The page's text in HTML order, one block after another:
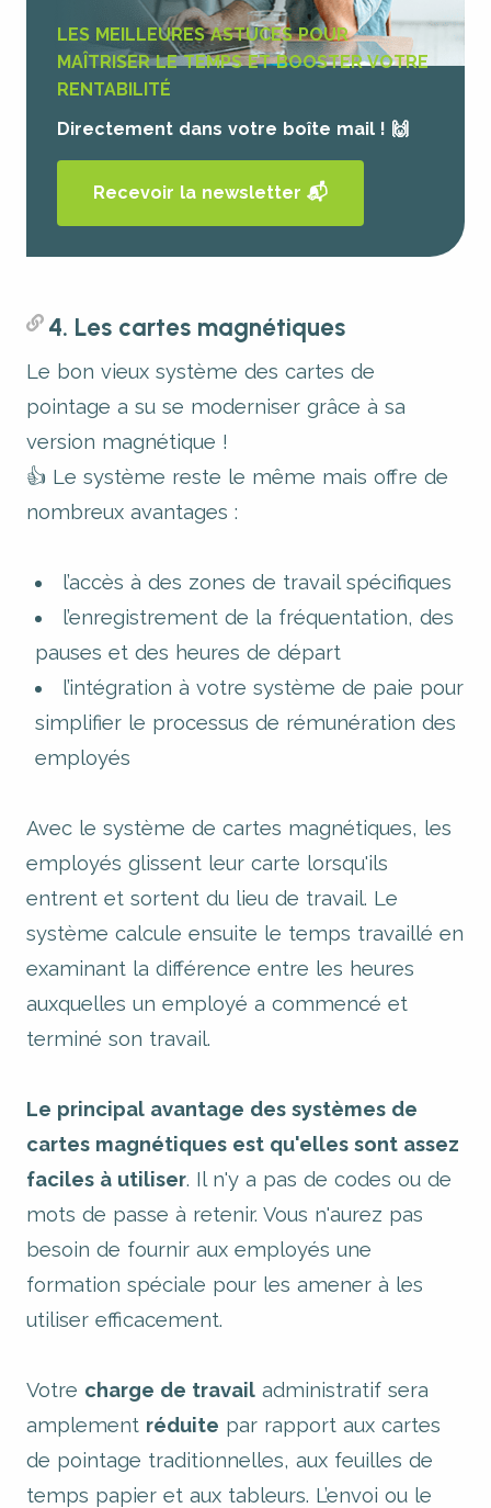
LES MEILLEURES ASTUCES POUR
MAÎTRISER LE TEMPS ET BOOSTER VOTRE
RENTABILITÉ
Directement dans votre boîte mail ! 🙌
Recevoir la newsletter 📬
4. Les cartes magnétiques
Le bon vieux système des cartes de
pointage a su se moderniser grâce à sa
version magnétique !
👍 Le système reste le même mais offre de
nombreux avantages :
l’accès à des zones de travail spécifiques
l’enregistrement de la fréquentation, des
pauses et des heures de départ
l’intégration à votre système de paie pour
simplifier le processus de rémunération des
employés
Avec le système de cartes magnétiques, les
employés glissent leur carte lorsqu'ils
entrent et sortent du lieu de travail. Le
système calcule ensuite le temps travaillé en
examinant la différence entre les heures
auxquelles un employé a commencé et
terminé son travail.
Le principal avantage des systèmes de
cartes magnétiques est qu'elles sont assez
faciles à utiliser. Il n'y a pas de codes ou de
mots de passe à retenir. Vous n'aurez pas
besoin de fournir aux employés une
formation spéciale pour les amener à les
utiliser efficacement.
Votre charge de travail administratif sera
amplement réduite par rapport aux cartes
de pointage traditionnelles, aux feuilles de
temps papier et aux tableurs. L’envoi ou le